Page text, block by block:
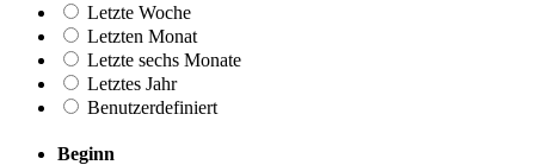
Letzte Woche
Letzten Monat
Letzte sechs Monate
Letztes Jahr
Benutzerdefiniert
Beginn